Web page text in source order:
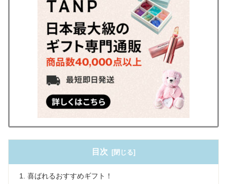
目次
喜ばれるおすすめギフト！